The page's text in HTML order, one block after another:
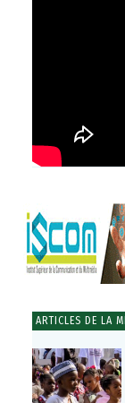
ARTICLES DE LA